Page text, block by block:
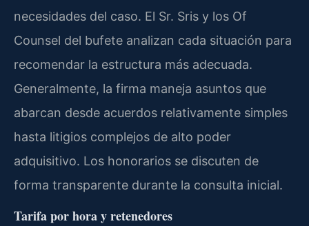
necesidades del caso. El Sr. Sris y los Of
Counsel del bufete analizan cada situación para
recomendar la estructura más adecuada.
Generalmente, la firma maneja asuntos que
abarcan desde acuerdos relativamente simples
hasta litigios complejos de alto poder
adquisitivo. Los honorarios se discuten de
forma transparente durante la consulta inicial.
Tarifa por hora y retenedores